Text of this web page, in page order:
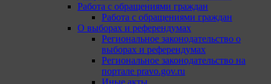
Работа с обращениями граждан
Работа с обращениями граждан
О выборах и референдумах
Региональное законодательство о
выборах и референдумах
Региональное законодательство на
портале pravo.gov.ru
Иные акты